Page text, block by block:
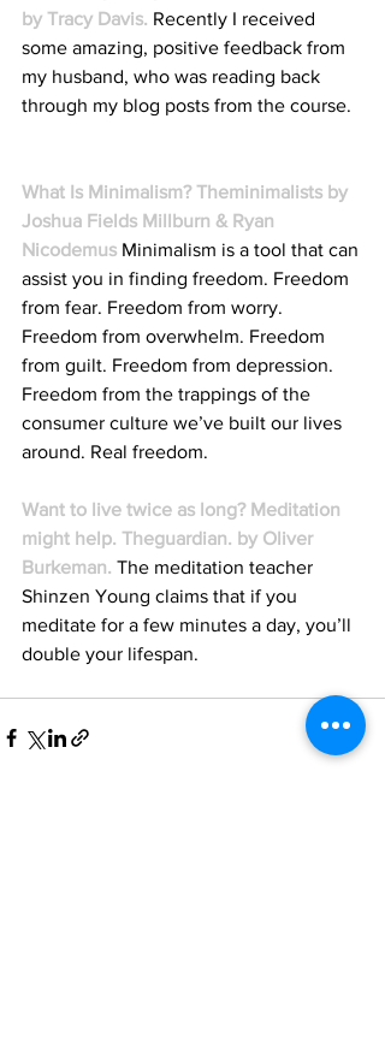
by Tracy Davis. Recently I received
some amazing, positive feedback from
my husband, who was reading back
through my blog posts from the course.
What Is Minimalism? Theminimalists by
Joshua Fields Millburn & Ryan
Nicodemus Minimalism is a tool that can
assist you in finding freedom. Freedom
from fear. Freedom from worry.
Freedom from overwhelm. Freedom
from guilt. Freedom from depression.
Freedom from the trappings of the
consumer culture we’ve built our lives
around. Real freedom.
Want to live twice as long? Meditation
might help. Theguardian. by Oliver
Burkeman. The meditation teacher
Shinzen Young claims that if you
meditate for a few minutes a day, you’ll
double your lifespan.